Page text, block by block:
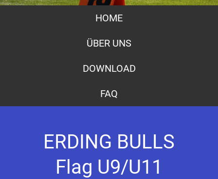
HOME
ÜBER UNS
DOWNLOAD
FAQ
ERDING BULLS
Flag U9/U11